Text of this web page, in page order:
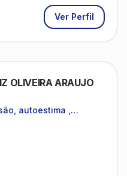
Ver Perfil
OLIVEIRA ARAUJO
autoestima ,